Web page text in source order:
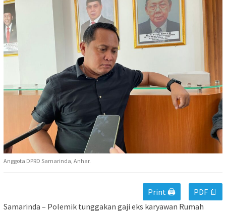
Anggota DPRD Samarinda, Anhar.
Print 🖨
PDF 📄
Samarinda – Polemik tunggakan gaji eks karyawan Rumah